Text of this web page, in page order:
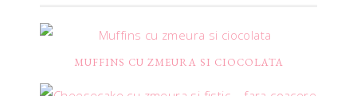
MUFFINS CU ZMEURA SI CIOCOLATA